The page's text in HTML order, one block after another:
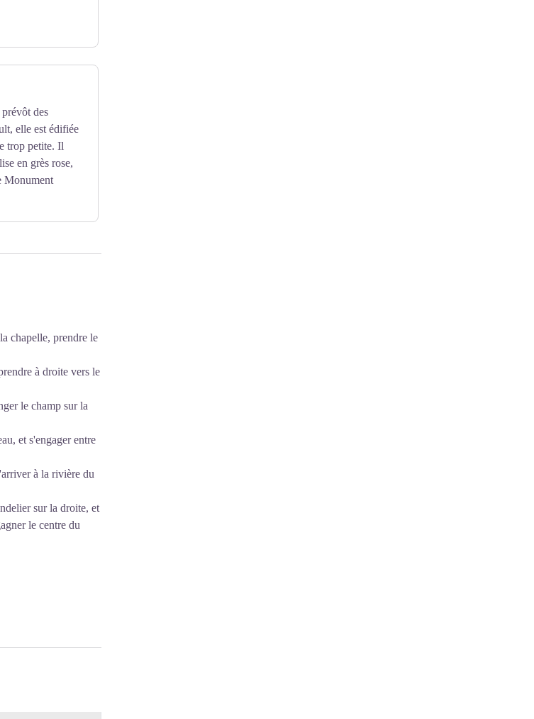
des
elle est édifiée
trop petite. Il
en grès rose,
Monument
chapelle, prendre le
à droite vers le
le champ sur la
et s'engager entre
à la rivière du
sur la droite, et
le centre du